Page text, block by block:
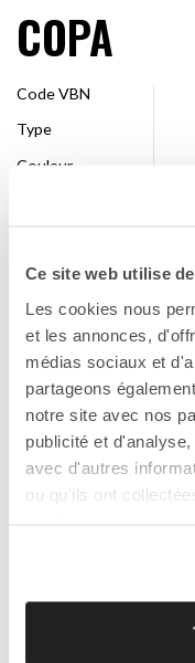
Ce site web utilise
Les cookies nous
et les annonces,
médias sociaux et
partageons
notre site avec nos
publicité et
avec d'autres
ou qu'ils ont
COPA
Code VBN
Type
Couleur
Entreprise de
Disponibilité
FAVORI